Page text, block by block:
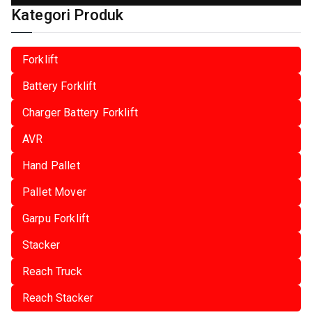
Kategori Produk
Forklift
Battery Forklift
Charger Battery Forklift
AVR
Hand Pallet
Pallet Mover
Garpu Forklift
Stacker
Reach Truck
Reach Stacker